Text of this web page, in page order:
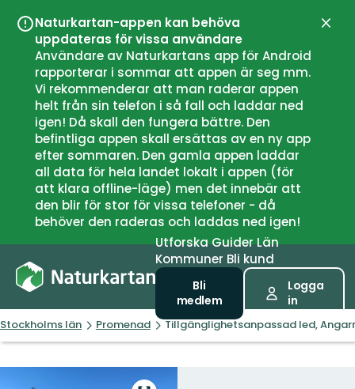
Naturkartan-appen kan behöva
uppdateras för vissa användare
Användare av Naturkartans app för Android
rapporterar i sommar att appen är seg mm.
Vi rekommenderar att man raderar appen
helt från sin telefon i så fall och laddar ned
igen! Då skall den fungera bättre. Den
befintliga appen skall ersättas av en ny app
efter sommaren. Den gamla appen laddar
all data för hela landet lokalt i appen (för
att klara offline-läge) men det innebär att
den blir för stor för vissa telefoner - då
behöver den raderas och laddas ned igen!
UtforskaGuiderLän
Kommuner Bli kund
Bli
medlem
Logga
in
Stockholms län Promenad Tillgänglighetsanpassad led,